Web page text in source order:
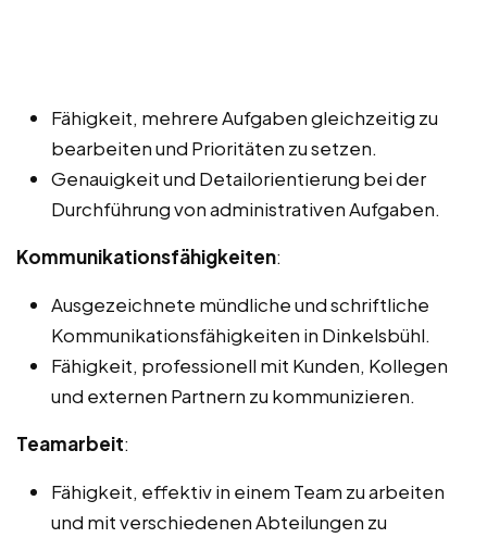
Fähigkeit, mehrere Aufgaben gleichzeitig zu
bearbeiten und Prioritäten zu setzen.
Genauigkeit und Detailorientierung bei der
Durchführung von administrativen Aufgaben.
Kommunikationsfähigkeiten:
Ausgezeichnete mündliche und schriftliche
Kommunikationsfähigkeiten in Dinkelsbühl.
Fähigkeit, professionell mit Kunden, Kollegen
und externen Partnern zu kommunizieren.
Teamarbeit:
Fähigkeit, effektiv in einem Team zu arbeiten
und mit verschiedenen Abteilungen zu